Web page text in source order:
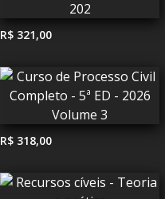
R$ 321,00
R$ 318,00